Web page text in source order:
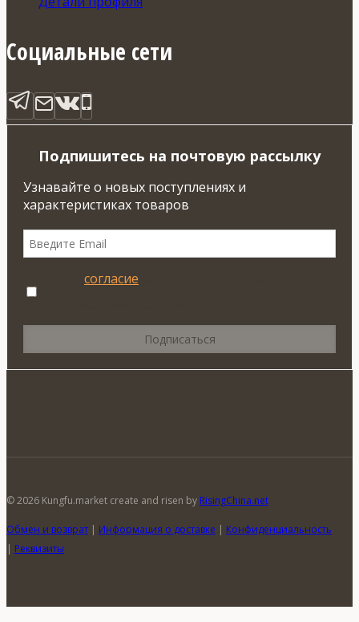
Социальные сети
Подпишитесь на почтовую рассылку
Узнавайте о новых поступлениях и
характеристиках товаров
согласие
© 2026 Kungfu.market create and risen by RisingChina.net
Обмен и возврат | Информация о доставке | Конфиденциальность
| Реквизиты